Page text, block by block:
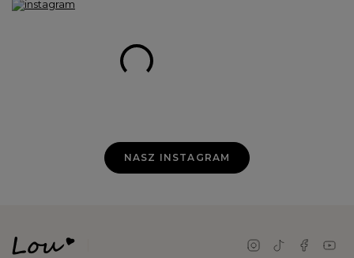
NASZ INSTAGRAM